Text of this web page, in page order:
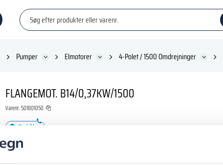
Pumper Elmotorer 4-Polet / 1500 Omdrejninger
FLANGEMOT. B14/0,37KW/1500
Varenr.:501801050
Kontakt os
0,00 DKK